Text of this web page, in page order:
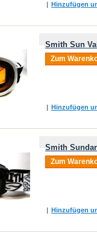
| Hinzufügen
Smith Sun
Zum
| Hinzufügen
Smith
Zum
| Hinzufügen